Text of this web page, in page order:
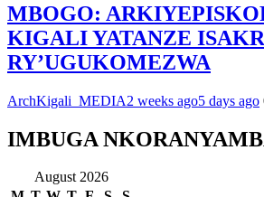
MBOGO:
KIGALI YATANZE
RY’UGUKOMEZWA
ArchKigali_MEDIA2 weeks ago5 days ago
IMBUGA
August 2026